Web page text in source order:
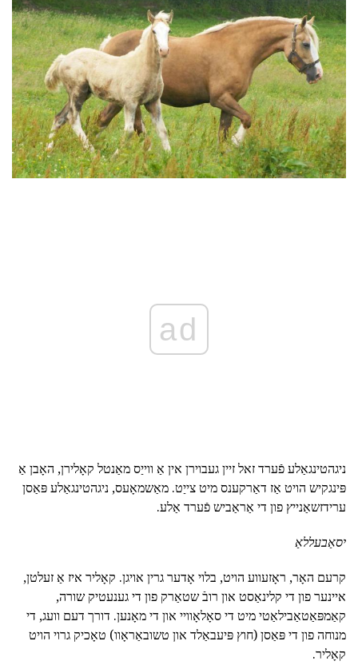
ad
ניגהטינגאַלע פֿערד זאל זיין געבוירן אין אַ ווייַס מאַנטל קאָלירן, האָבן אַ
פּינגקיש הויט אַז דאַרקענס מיט צייַט. מאַשמאָעס, ניגהטינגאַלע פּאַסן
ערידזשאַנייץ פון די אַראַביש פֿערד אַלע.
יסאַבעללאַ
קרעם האָר, ראָזעווע הויט, בלוי אָדער גרין אויגן. קאָליר איז אַ זעלטן,
איינער פון די קלינאַסט און רובֿ שטאַרק פון די גענעטיק שורה,
קאַמפּאַטאַבילאַטי מיט די סאָלאָוויי און די מאָנען. דורך דעם וועג, די
מנוחה פון די פּאַסן (חוץ פּיעבאַלד און טשובאַראָוו) טאָכיק גרוי הויט
קאָליר.